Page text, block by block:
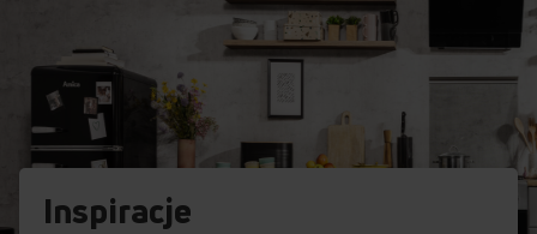
Koniec z rozgotowanymi daniami czy kipiącym rosołem
na Twojej płycie. Inteligentny algorytm precyzyjnie dobiera
moc grzania do wielkości garnka i wsadu, żeby nie trzeba było
martwić się tym, że potrawa wykipi. Płyta indukcyjna
z technologią HobControl ma funkcję gotowania „na wolnym
ogniu” czyli pod pełną kontrolą, bez twojego udziału. O nic
nie musisz się martwić! Wystarczy, że dotkniesz jeden sensor
i sprawa załatwiona. Takie gotowanie to również mniejsze
zużycie energii - płyta zawsze dobiera adekwatną moc grzania
i dzięki temu unikamy strat energii. To ekologia i ekonomia
Inspiracje